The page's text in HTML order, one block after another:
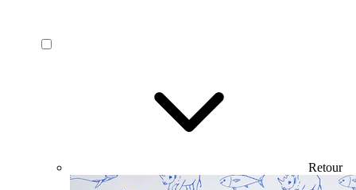
Retour